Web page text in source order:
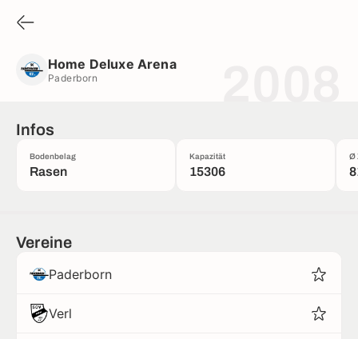
Home Deluxe Arena
Paderborn
Infos
Bodenbelag
Rasen
Kapazität
15306
Ø
Vereine
Paderborn
Verl